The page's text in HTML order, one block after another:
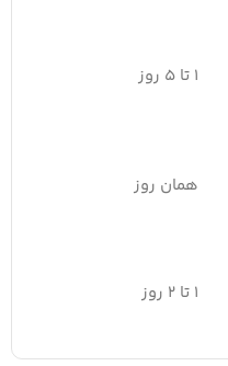
۱ تا ۵ روز
همان روز
۱ تا ۲ روز